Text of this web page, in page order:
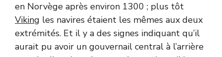
en Norvège après environ 1300 ; plus tôt
Viking les navires étaient les mêmes aux deux
extrémités. Et il y a des signes indiquant qu’il
aurait pu avoir un gouvernail central à l’arrière